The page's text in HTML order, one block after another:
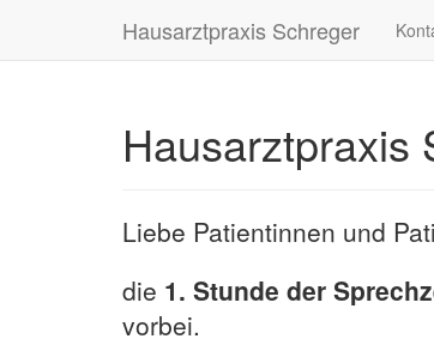
Hausarztpraxis Schreger
Hausarztpraxis
Liebe Patientinnen und
die 1. Stunde der
vorbei.